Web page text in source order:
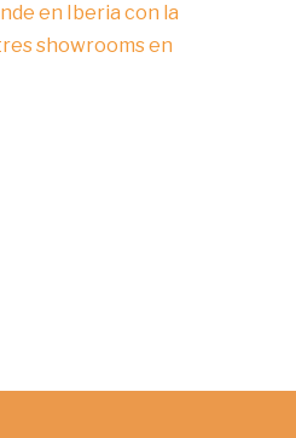
en Iberia con la
showrooms en